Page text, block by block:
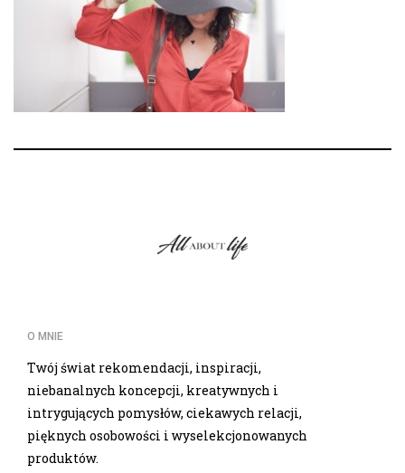
O MNIE
Twój świat rekomendacji, inspiracji,
niebanalnych koncepcji, kreatywnych i
intrygujących pomysłów, ciekawych relacji,
pięknych osobowości i wyselekcjonowanych
produktów.